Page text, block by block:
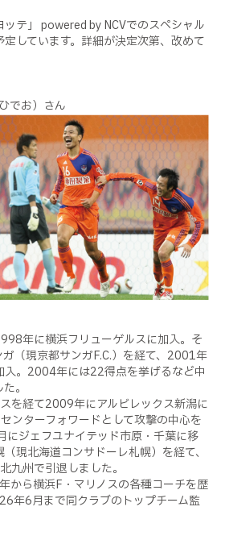
テ」 powered by NCVでのスペシャル
しています。詳細が決定次第、改めて
でお）さん
年に横浜フリューゲルスに加入。そ
（現京都サンガF.C.）を経て、2001年
入。2004年には22得点を挙げるなど中
。
を経て2009年にアルビレックス新潟に
ンターフォワードとして攻撃の中心を
ジェフユナイテッド市原・千葉に移
現北海道コンサドーレ札幌）を経て、
九州で引退しました。
から横浜F・マリノスの各種コーチを歴
年6月まで同クラブのトップチーム監